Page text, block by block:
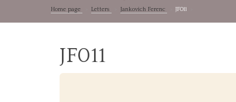
Home page Letters Jankovich Ferenc JF011
JF011